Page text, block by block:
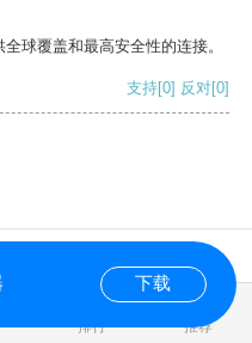
球覆盖和最高安全性的连接。
支持[0] 反对[0]
排行 推荐
下载
0.017013s